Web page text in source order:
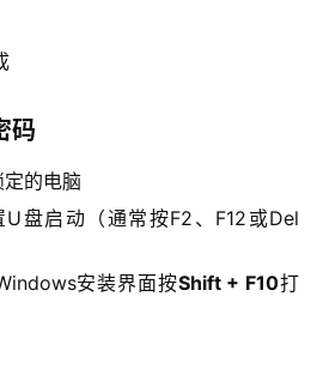
码
的电脑
U盘启动（通常按F2、F12或Del
安装界面按Shift + F10打